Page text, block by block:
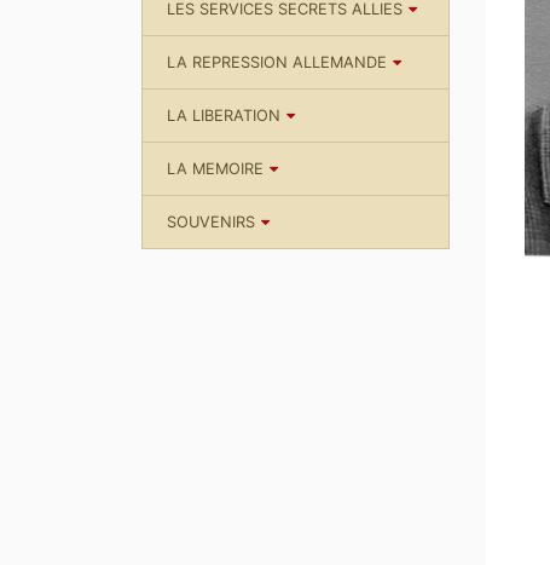
LES SERVICES SECRETS ALLIES
LA REPRESSION ALLEMANDE
LA LIBERATION
LA MEMOIRE
SOUVENIRS